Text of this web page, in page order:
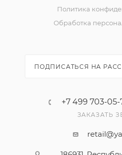
Политика
Обработка
ПОДПИСАТЬСЯ НА
+7 499 703-
ЗАКАЗАТЬ